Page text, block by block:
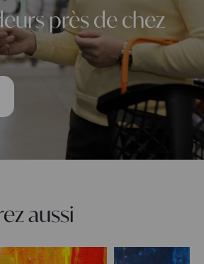
près de chez
aussi